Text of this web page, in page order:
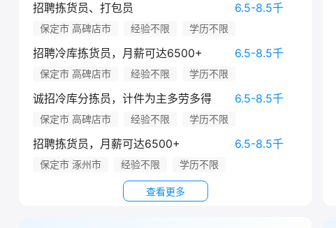
招聘拣货员、打包员 6.5-8.5千
保定市 高碑店市 经验不限 学历不限
招聘冷库拣货员，月薪可达6500+ 6.5-8.5千
保定市 高碑店市 经验不限 学历不限
诚招冷库分拣员，计件为主多劳多得 6.5-8.5千
保定市 高碑店市 经验不限 学历不限
招聘拣货员，月薪可达6500+ 6.5-8.5千
保定市 涿州市 经验不限 学历不限
查看更多